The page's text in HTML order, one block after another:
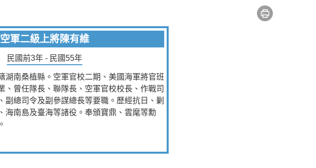
空軍二級上將陳有維
民國前3年 - 民國55年
湖南桑植縣。空軍官校二期、美國海軍將官班
、曾任隊長、聯隊長、空軍官校校長、作戰司
副總司令及副參謀總長等要職。歷經抗日、剿
海南島及臺海等諸役。奉頒寶鼎、雲麾等勳